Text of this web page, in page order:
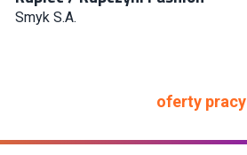
Specjalista/tka ds. Utrzymania
Ruchu
Key Account Manager Meble
oferty pracy